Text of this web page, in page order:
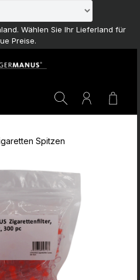
Wählen Sie Ihr Lieferland für
Preise.
Spitzen